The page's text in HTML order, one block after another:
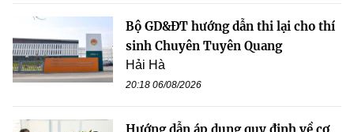
Bộ GD&ĐT hướng dẫn thi lại cho thí
sinh Chuyên Tuyên Quang
Hải Hà
20:18 06/08/2026
Hướng dẫn áp dụng quy định về cơ